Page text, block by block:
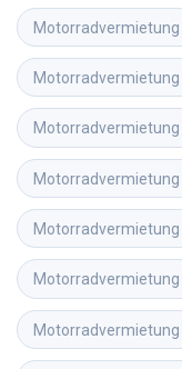
Motorradvermietung
Motorradvermietung
Motorradvermietung
Motorradvermietung
Motorradvermietung
Motorradvermietung
Motorradvermietung